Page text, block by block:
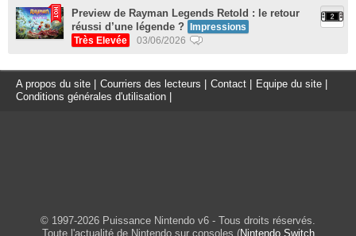
Preview de Rayman Legends Retold : le retour
réussi d’une légende ?
Impressions
Très Elevée
03/06/2026
A propos du site Courriers des lecteurs Contact Equipe du site
Conditions générales d'utilisation
© 1997-2026 Puissance Nintendo v6 - Tous droits réservés.
Toute l'actualité de Nintendo sur consoles (Nintendo Switch